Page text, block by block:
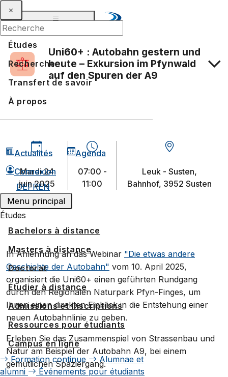
Études
Recherche
Transfert de savoir
À propos
Actualités
Agenda
Connexion
DEFREN
Menu principal
Études
Bachelors à distance
Masters à distance
Doctorat
Étudier à distance
Admissions et inscriptions
Ressources pour étudiants
Campus en ligne
Formation continue
Alumnae et
alumni
Événements pour étudiants
Uni60+ : Autobahn gestern und
heute – Exkursion im Pfynwald
auf den Spuren der A9
mardi 24
juin 2025
07:00 -
11:00
Leuk - Susten,
Bahnhof, 3952 Susten
In Anlehnung an das Webinar "Die etwas andere
Geschichte der Autobahn" vom 10. April 2025,
organisiert die Uni60+ einen geführten Rundgang
durch den Regionalen Naturpark Pfyn-Finges, um
Ihnen einen direkten Einblick in die Entstehung einer
neuen Autobahnlinie zu geben.
Erleben Sie das Zusammenspiel von Strassenbau und
Natur am Beispiel der Autobahn A9, bei einem
gemütlichen Spaziergang.